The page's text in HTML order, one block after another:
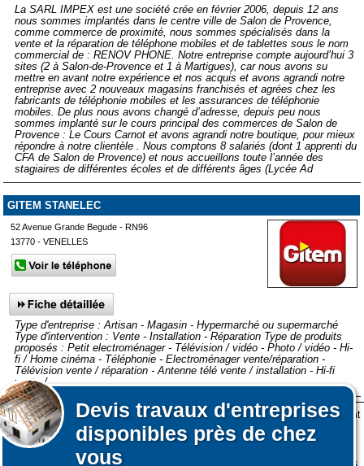
Devis travaux d'entreprises
disponibles près de chez
vous
La SARL IMPEX est une société crée en février 2006, depuis 12 ans
nous sommes implantés dans le centre ville de Salon de Provence,
comme commerce de proximité, nous sommes spécialisés dans la
vente et la réparation de téléphone mobiles et de tablettes sous le nom
commercial de : RENOV PHONE. Notre entreprise compte aujourd’hui 3
sites (2 à Salon-de-Provence et 1 à Martigues), car nous avons su
mettre en avant notre expérience et nos acquis et avons agrandi notre
entreprise avec 2 nouveaux magasins franchisés et agrées chez les
fabricants de téléphonie mobiles et les assurances de téléphonie
mobiles. De plus nous avons changé d’adresse, depuis peu nous
sommes implanté sur le cours principal des commerces de Salon de
Provence : Le Cours Carnot et avons agrandi notre boutique, pour mieux
répondre à notre clientèle . Nous comptons 8 salariés (dont 1 apprenti du
CFA de Salon de Provence) et nous accueillons toute l’année des
stagiaires de différentes écoles et de différents âges (Lycée Ad
GITEM STANELEC
52 Avenue Grande Begude - RN96
13770 - VENELLES
Type d'entreprise : Artisan - Magasin - Hypermarché ou supermarché
Type d'intervention : Vente - Installation - Réparation Type de produits
proposés : Petit electroménager - Télévision / vidéo - Photo / vidéo - Hi-
fi / Home cinéma - Téléphonie - Electroménager vente/réparation -
Télévision vente / réparation - Antenne télé vente / installation - Hi-fi
vente /...
Afficher plus de prestataires dans un rayon de 50km autour de
Bonnieux
Affiner votre recherche
Lors de votre visite sur notre site des fichiers informatiques nommés cookies sont
déposés sur votre terminal. Ces cookies sont utilisés pour la navigation, le
fonctionnement du site et les mesures d'audience pour l'éditeur.
Nous ne collectons pas vos données personnelles au travers des cookies à des